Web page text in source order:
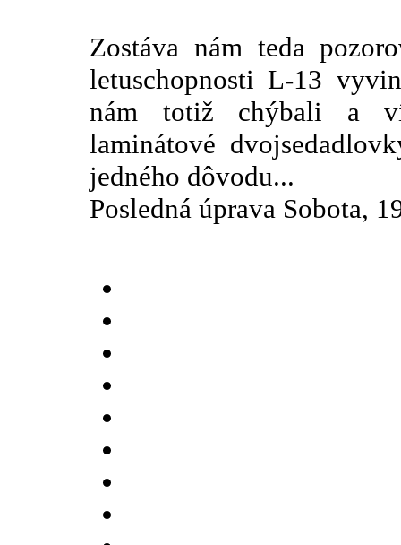
Zostáva nám teda
letuschopnosti L-13
nám totiž chýbali a
laminátové
jedného dôvodu...
Posledná úprava Sobota,